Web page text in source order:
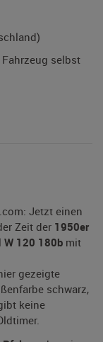
selbst
Jetzt einen
Zeit der 1950er
W 120 180b mit
gezeigte
schwarz,
keine